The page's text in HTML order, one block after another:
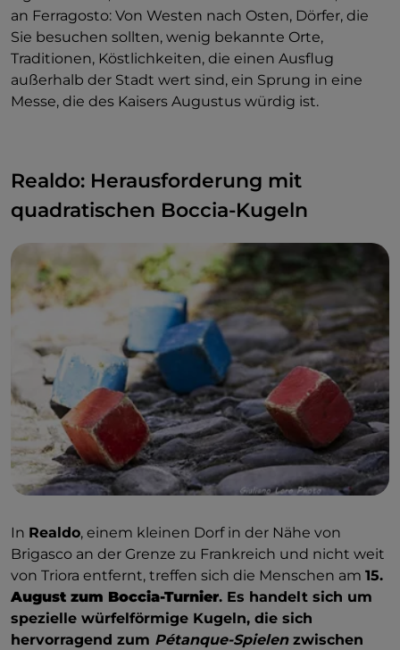
an Ferragosto: Von Westen nach Osten, Dörfer, die
Sie besuchen sollten, wenig bekannte Orte,
Traditionen, Köstlichkeiten, die einen Ausflug
außerhalb der Stadt wert sind, ein Sprung in eine
Messe, die des Kaisers Augustus würdig ist.
Realdo: Herausforderung mit
quadratischen Boccia-Kugeln
In Realdo, einem kleinen Dorf in der Nähe von
Brigasco an der Grenze zu Frankreich und nicht weit
von Triora entfernt, treffen sich die Menschen am 15.
August zum Boccia-Turnier. Es handelt sich um
spezielle würfelförmige Kugeln, die sich
hervorragend zum Pétanque-Spielenzwischen